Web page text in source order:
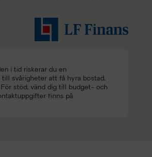
i tid riskerar du en
svårigheter att få hyra bostad,
stöd, vänd dig till budget- och
finns på